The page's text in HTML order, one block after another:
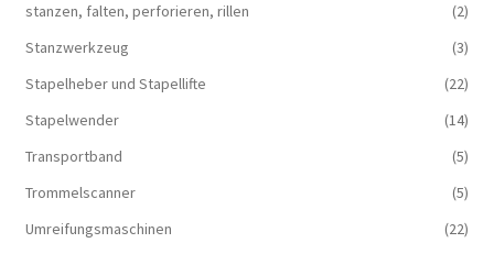
stanzen, falten, perforieren, rillen
(2)
Stanzwerkzeug
(3)
Stapelheber und Stapellifte
(22)
Stapelwender
(14)
Transportband
(5)
Trommelscanner
(5)
Umreifungsmaschinen
(22)